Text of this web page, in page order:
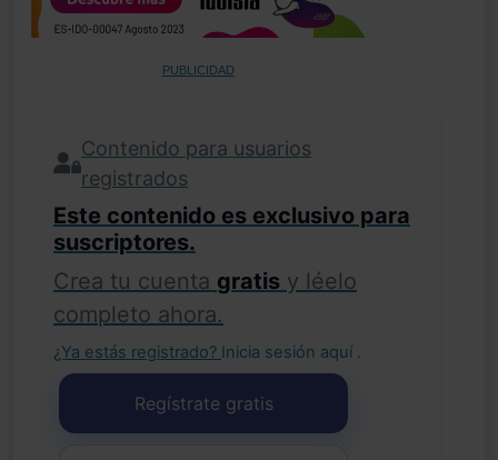
PUBLICIDAD
Contenido para usuarios
registrados
Este contenido es exclusivo para
suscriptores.
Crea tu cuenta gratis y léelo
completo ahora.
¿Ya estás registrado? Inicia sesión aquí .
Regístrate gratis